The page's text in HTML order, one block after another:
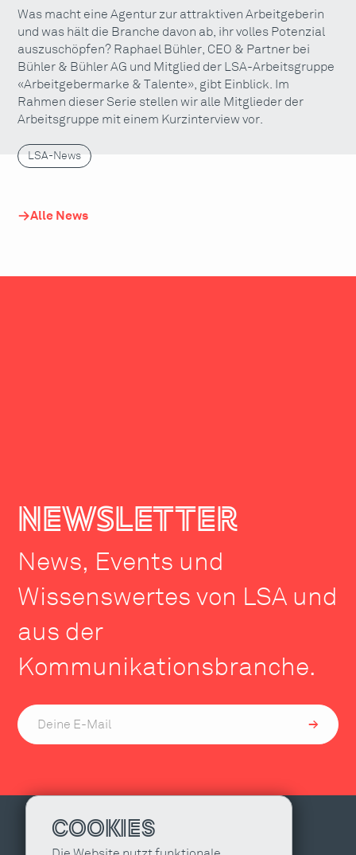
Was macht eine Agentur zur attraktiven Arbeitgeberin
und was hält die Branche davon ab, ihr volles Potenzial
auszuschöpfen? Raphael Bühler, CEO & Partner bei
Bühler & Bühler AG und Mitglied der LSA-Arbeitsgruppe
«Arbeitgebermarke & Talente», gibt Einblick. Im
Rahmen dieser Serie stellen wir alle Mitglieder der
Arbeitsgruppe mit einem Kurzinterview vor.
LSA-News
Alle News
newsletter
News, Events und
Wissenswertes von LSA und
aus der
Kommunikationsbranche.
COOKIES